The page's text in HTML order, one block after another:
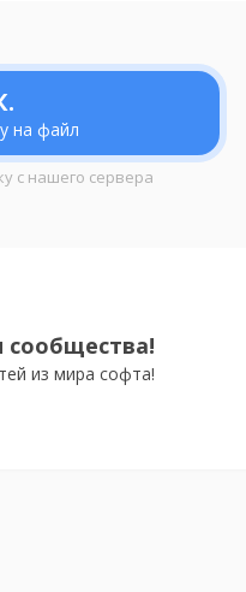
на файл
с нашего сервера
из мира софта!